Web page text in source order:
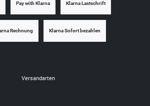
Pay with Klarna Klarna Lastschrift
Rechnung Klarna Sofort bezahlen
Versandarten